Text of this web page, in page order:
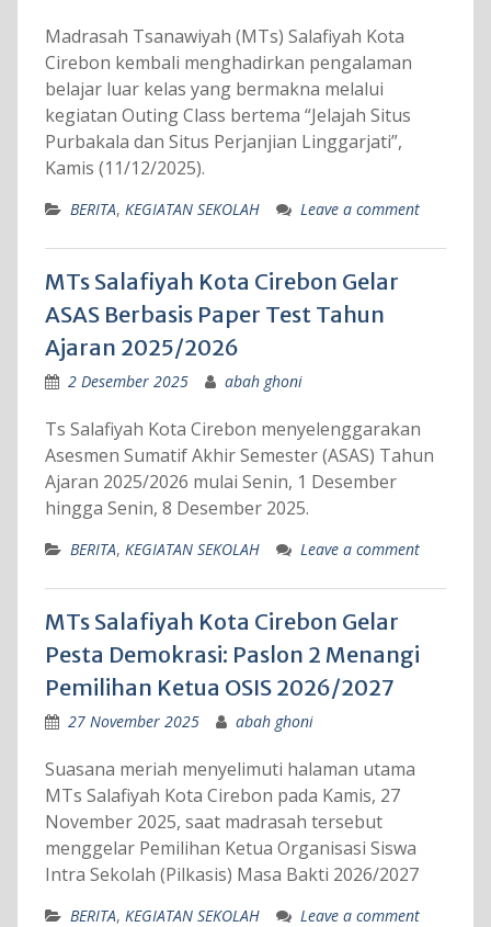
Madrasah Tsanawiyah (MTs) Salafiyah Kota
Cirebon kembali menghadirkan pengalaman
belajar luar kelas yang bermakna melalui
kegiatan Outing Class bertema “Jelajah Situs
Purbakala dan Situs Perjanjian Linggarjati”,
Kamis (11/12/2025).
BERITA, KEGIATAN SEKOLAH Leave a comment
MTs Salafiyah Kota Cirebon Gelar
ASAS Berbasis Paper Test Tahun
Ajaran 2025/2026
2 Desember 2025 abah ghoni
Ts Salafiyah Kota Cirebon menyelenggarakan
Asesmen Sumatif Akhir Semester (ASAS) Tahun
Ajaran 2025/2026 mulai Senin, 1 Desember
hingga Senin, 8 Desember 2025.
BERITA, KEGIATAN SEKOLAH Leave a comment
MTs Salafiyah Kota Cirebon Gelar
Pesta Demokrasi: Paslon 2 Menangi
Pemilihan Ketua OSIS 2026/2027
27 November 2025 abah ghoni
Suasana meriah menyelimuti halaman utama
MTs Salafiyah Kota Cirebon pada Kamis, 27
November 2025, saat madrasah tersebut
menggelar Pemilihan Ketua Organisasi Siswa
Intra Sekolah (Pilkasis) Masa Bakti 2026/2027
BERITA, KEGIATAN SEKOLAH Leave a comment